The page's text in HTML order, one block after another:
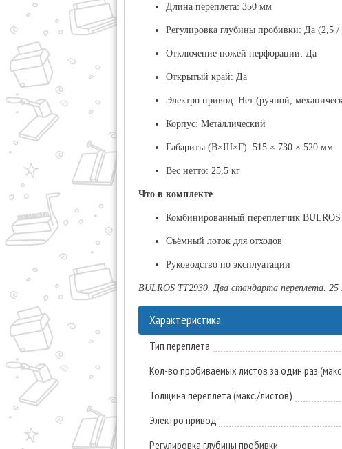
Длина переплета: 350 мм
Регулировка глубины пробивки: Да (2,5 /
Отключение ножей перфорации: Да
Открытый край: Да
Электро привод: Нет (ручной,
Корпус: Металлический
Габариты (В×Ш×Г): 515 × 730 × 520 мм
Вес нетто: 25,5 кг
Что в комплекте
Комбинированный переплетчик
Съёмный лоток для отходов
Руководство по эксплуатации
BULROS TT2930. Два стандарта переплета.
Характеристика
Тип переплета
Кол-во пробиваемых листов за один раз
Толщина переплета (макс./листов)
Электро привод
Регулировка глубины пробивки